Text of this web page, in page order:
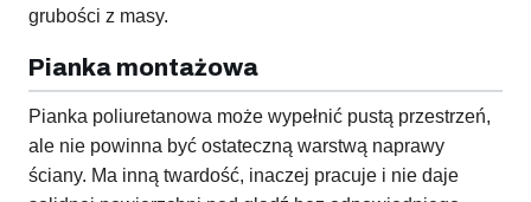
grubości z masy.
Pianka montażowa
Pianka poliuretanowa może wypełnić pustą przestrzeń,
ale nie powinna być ostateczną warstwą naprawy
ściany. Ma inną twardość, inaczej pracuje i nie daje